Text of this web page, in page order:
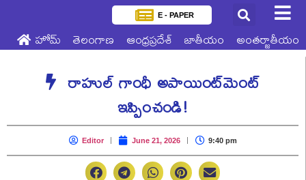
E - PAPER
హోమ్ తెలంగాణ ఆంధ్రప్రదేశ్ జాతీయం అంతర్జాతీయం
రాహుల్ గాంధీ అపాయింట్‌మెంట్
ఇప్పించండి!
Editor June 21, 2026 9:40 pm